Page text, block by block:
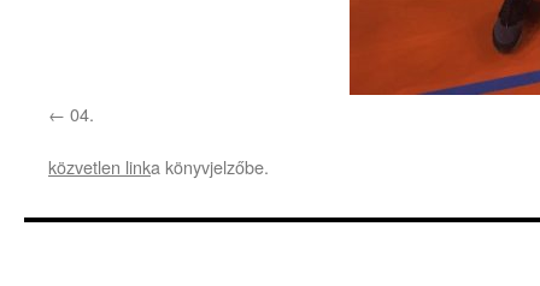
04.
közvetlen linka könyvjelzőbe.